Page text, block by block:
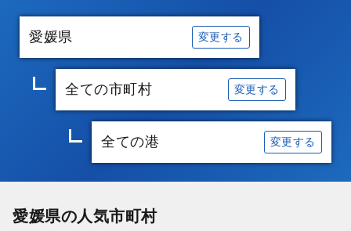
愛媛県 変更する
全ての市町村 変更する
全ての港 変更する
愛媛県の人気市町村